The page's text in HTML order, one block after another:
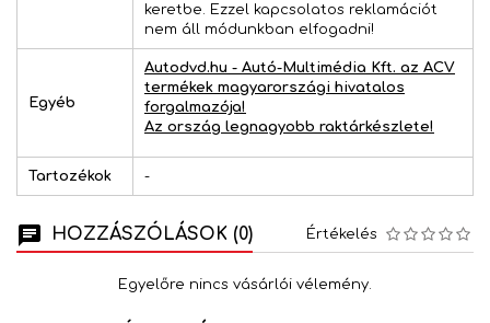
keretbe. Ezzel kapcsolatos reklamációt
nem áll módunkban elfogadni!
Egyéb
Autodvd.hu - Autó-Multimédia Kft. az ACV
termékek magyarországi hivatalos
forgalmazója!
Az ország legnagyobb raktárkészlete!
Tartozékok -
HOZZÁSZÓLÁSOK (0) Értékelés
Egyelőre nincs vásárlói vélemény.